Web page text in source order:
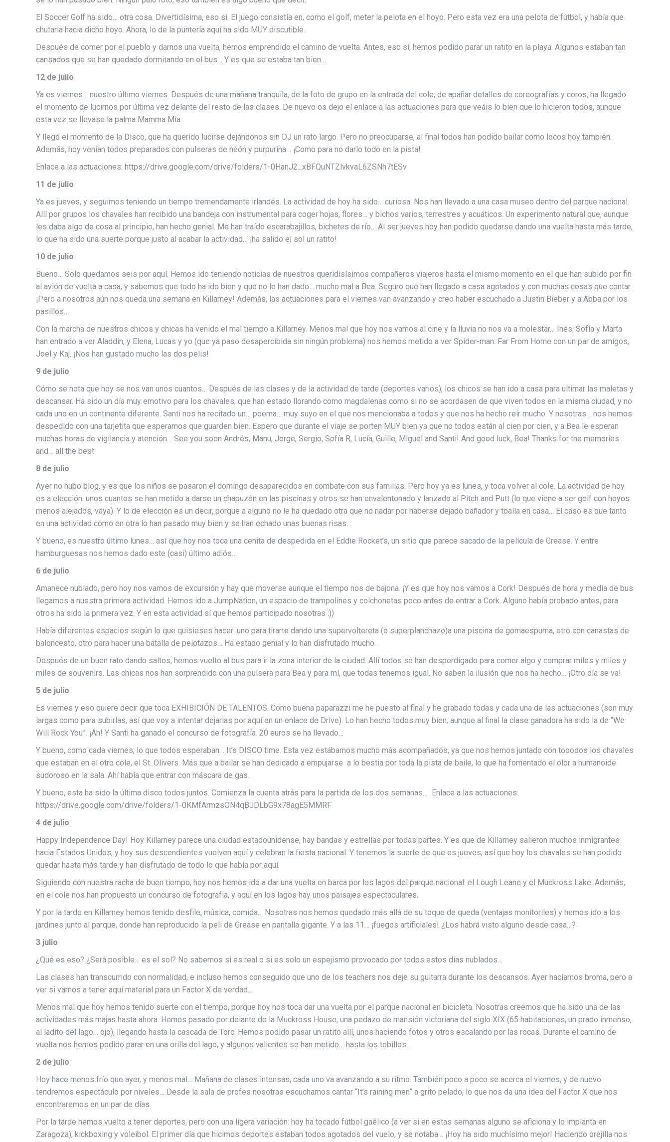
El Soccer Golf ha sido… otra cosa. Divertidísima, eso sí. El juego consistía en, como el golf, meter la pelota en el hoyo. Pero esta vez era una pelota de fútbol, y había que
chutarla hacia dicho hoyo. Ahora, lo de la puntería aquí ha sido MUY discutible.
Después de comer por el pueblo y darnos una vuelta, hemos emprendido el camino de vuelta. Antes, eso sí, hemos podido parar un ratito en la playa. Algunos estaban tan
cansados que se han quedado dormitando en el bus… Y es que se estaba tan bien…
12 de julio
Ya es viernes… nuestro último viernes. Después de una mañana tranquila, de la foto de grupo en la entrada del cole, de apañar detalles de coreografías y coros, ha llegado
el momento de lucirnos por última vez delante del resto de las clases. De nuevo os dejo el enlace a las actuaciones para que veáis lo bien que lo hicieron todos, aunque
esta vez se llevase la palma Mamma Mia.
Y llegó el momento de la Disco, que ha querido lucirse dejándonos sin DJ un rato largo. Pero no preocuparse, al final todos han podido bailar como locos hoy también.
Además, hoy venían todos preparados con pulseras de neón y purpurina… ¡Como para no darlo todo en la pista!
Enlace a las actuaciones: https://drive.google.com/drive/folders/1-0HanJ2_xBFQuNTZlvkvaL6ZSNh7tESv
11 de julio
Ya es jueves, y seguimos teniendo un tiempo tremendamente irlandés. La actividad de hoy ha sido… curiosa. Nos han llevado a una casa museo dentro del parque nacional.
Allí por grupos los chavales han recibido una bandeja con instrumental para coger hojas, flores… y bichos varios, terrestres y acuáticos. Un experimento natural que, aunque
les daba algo de cosa al principio, han hecho genial. Me han traído escarabajillos, bichetes de río… Al ser jueves hoy han podido quedarse dando una vuelta hasta más tarde,
lo que ha sido una suerte porque justo al acabar la actividad… ¡ha salido el sol un ratito!
10 de julio
Bueno… Solo quedamos seis por aquí. Hemos ido teniendo noticias de nuestros queridisísimos compañeros viajeros hasta el mismo momento en el que han subido por fin
al avión de vuelta a casa, y sabemos que todo ha ido bien y que no le han dado… mucho mal a Bea. Seguro que han llegado a casa agotados y con muchas cosas que contar.
¡Pero a nosotros aún nos queda una semana en Killarney! Además, las actuaciones para el viernes van avanzando y creo haber escuchado a Justin Bieber y a Abba por los
pasillos…
Con la marcha de nuestros chicos y chicas ha venido el mal tiempo a Killarney. Menos mal que hoy nos vamos al cine y la lluvia no nos va a molestar… Inés, Sofía y Marta
han entrado a ver Aladdin, y Elena, Lucas y yo (que ya paso desapercibida sin ningún problema) nos hemos metido a ver Spider-man: Far From Home con un par de amigos,
Joel y Kaj. ¡Nos han gustado mucho las dos pelis!
9 de julio
Cómo se nota que hoy se nos van unos cuantos… Después de las clases y de la actividad de tarde (deportes varios), los chicos se han ido a casa para ultimar las maletas y
descansar. Ha sido un día muy emotivo para los chavales, que han estado llorando como magdalenas como si no se acordasen de que viven todos en la misma ciudad, y no
cada uno en un continente diferente. Santi nos ha recitado un… poema… muy suyo en el que nos mencionaba a todos y que nos ha hecho reír mucho. Y nosotras… nos hemos
despedido con una tarjetita que esperamos que guarden bien. Espero que durante el viaje se porten MUY bien ya que no todos están al cien por cien, y a Bea le esperan
muchas horas de vigilancia y atención… See you soon Andrés, Manu, Jorge, Sergio, Sofía R, Lucía, Guille, Miguel and Santi! And good luck, Bea! Thanks for the memories
and… all the best
8 de julio
Ayer no hubo blog, y es que los niños se pasaron el domingo desaparecidos en combate con sus familias. Pero hoy ya es lunes, y toca volver al cole. La actividad de hoy
es a elección: unos cuantos se han metido a darse un chapuzón en las piscinas y otros se han envalentonado y lanzado al Pitch and Putt (lo que viene a ser golf con hoyos
menos alejados, vaya). Y lo de elección es un decir, porque a alguno no le ha quedado otra que no nadar por haberse dejado bañador y toalla en casa… El caso es que tanto
en una actividad como en otra lo han pasado muy bien y se han echado unas buenas risas.
Y bueno, es nuestro último lunes… así que hoy nos toca una cenita de despedida en el Eddie Rocket’s, un sitio que parece sacado de la película de Grease. Y entre
hamburguesas nos hemos dado este (casi) último adiós…
6 de julio
Amanece nublado, pero hoy nos vamos de excursión y hay que moverse aunque el tiempo nos de bajona. ¡Y es que hoy nos vamos a Cork! Después de hora y media de bus
llegamos a nuestra primera actividad. Hemos ido a JumpNation, un espacio de trampolines y colchonetas poco antes de entrar a Cork. Alguno había probado antes, para
otros ha sido la primera vez. Y en esta actividad sí que hemos participado nosotras :))
Había diferentes espacios según lo que quisieses hacer: uno para tirarte dando una supervoltereta (o superplanchazo)a una piscina de gomaespuma, otro con canastas de
baloncesto, otro para hacer una batalla de pelotazos… Ha estado genial y lo han disfrutado mucho.
Después de un buen rato dando saltos, hemos vuelto al bus para ir la zona interior de la ciudad. Allí todos se han desperdigado para comer algo y comprar miles y miles y
miles de souvenirs. Las chicas nos han sorprendido con una pulsera para Bea y para mí, que todas tenemos igual. No saben la ilusión que nos ha hecho… ¡Otro día se va!
5 de julio
Es viernes y eso quiere decir que toca EXHIBICIÓN DE TALENTOS. Como buena paparazzi me he puesto al final y he grabado todas y cada una de las actuaciones (son muy
largas como para subirlas, así que voy a intentar dejarlas por aquí en un enlace de Drive). Lo han hecho todos muy bien, aunque al final la clase ganadora ha sido la de “We
Will Rock You”. ¡Ah! Y Santi ha ganado el concurso de fotografía. 20 euros se ha llevado…
Y bueno, como cada viernes, lo que todos esperaban… It’s DISCO time. Esta vez estábamos mucho más acompañados, ya que nos hemos juntado con tooodos los chavales
que estaban en el otro cole, el St. Olivers. Más que a bailar se han dedicado a empujarse a lo bestia por toda la pista de baile, lo que ha fomentado el olor a humanoide
sudoroso en la sala. Ahí había que entrar con máscara de gas.
Y bueno, esta ha sido la última disco todos juntos. Comienza la cuenta atrás para la partida de los dos semanas… Enlace a las actuaciones:
https://drive.google.com/drive/folders/1-0KMfArmzsON4qBJDLbG9x78agE5MMRF
4 de julio
Happy Independence Day! Hoy Killarney parece una ciudad estadounidense, hay bandas y estrellas por todas partes. Y es que de Killarney salieron muchos inmigrantes
hacia Estados Unidos, y hoy sus descendientes vuelven aquí y celebran la fiesta nacional. Y tenemos la suerte de que es jueves, así que hoy los chavales se han podido
quedar hasta más tarde y han disfrutado de todo lo que había por aquí.
Siguiendo con nuestra racha de buen tiempo, hoy nos hemos ido a dar una vuelta en barca por los lagos del parque nacional: el Lough Leane y el Muckross Lake. Además,
en el cole nos han propuesto un concurso de fotografía, y aquí en los lagos hay unos paisajes espectaculares.
Y por la tarde en Killarney hemos tenido desfile, música, comida… Nosotras nos hemos quedado más allá de su toque de queda (ventajas monitoriles) y hemos ido a los
jardines junto al parque, donde han reproducido la peli de Grease en pantalla gigante. Y a las 11… ¡fuegos artificiales! ¿Los habrá visto alguno desde casa…?
3 julio
¿Qué es eso? ¿Será posible… es el sol? No sabemos si es real o si es solo un espejismo provocado por todos estos días nublados…
Las clases han transcurrido con normalidad, e incluso hemos conseguido que uno de los teachers nos deje su guitarra durante los descansos. Ayer hacíamos broma, pero a
ver si vamos a tener aquí material para un Factor X de verdad…
Menos mal que hoy hemos tenido suerte con el tiempo, porque hoy nos toca dar una vuelta por el parque nacional en bicicleta. Nosotras creemos que ha sido una de las
actividades más majas hasta ahora. Hemos pasado por delante de la Muckross House, una pedazo de mansión victoriana del siglo XIX (65 habitaciones, un prado inmenso,
al ladito del lago… ojo), llegando hasta la cascada de Torc. Hemos podido pasar un ratito allí, unos haciendo fotos y otros escalando por las rocas. Durante el camino de
vuelta nos hemos podido parar en una orilla del lago, y algunos valientes se han metido… hasta los tobillos.
2 de julio
Hoy hace menos frío que ayer, y menos mal… Mañana de clases intensas, cada uno va avanzando a su ritmo. También poco a poco se acerca el viernes, y de nuevo
tendremos espectáculo por niveles… Desde la sala de profes nosotras escuchamos cantar “It’s raining men” a grito pelado, lo que nos da una idea del Factor X que nos
encontraremos en un par de días.
Por la tarde hemos vuelto a tener deportes, pero con una ligera variación: hoy ha tocado fútbol gaélico (a ver si en estas semanas alguno se aficiona y lo implanta en
Zaragoza), kickboxing y voleibol. El primer día que hicimos deportes estaban todos agotados del vuelo, y se notaba… ¡Hoy ha sido muchísimo mejor! Haciendo orejilla nos